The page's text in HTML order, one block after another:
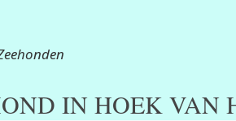
IN HOEK VAN